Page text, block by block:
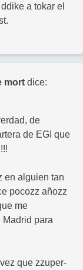
a tokar el
mort dice:
de
de EGI que
en alguien tan
pocozz añozz
me
para
que zzuper-